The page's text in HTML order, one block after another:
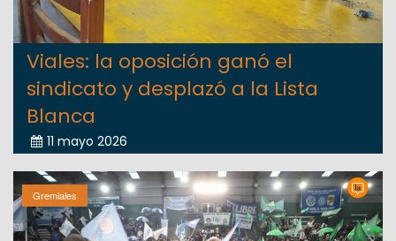
Viales: la oposición ganó el
sindicato y desplazó a la Lista
Blanca
11 mayo 2026
Gremiales